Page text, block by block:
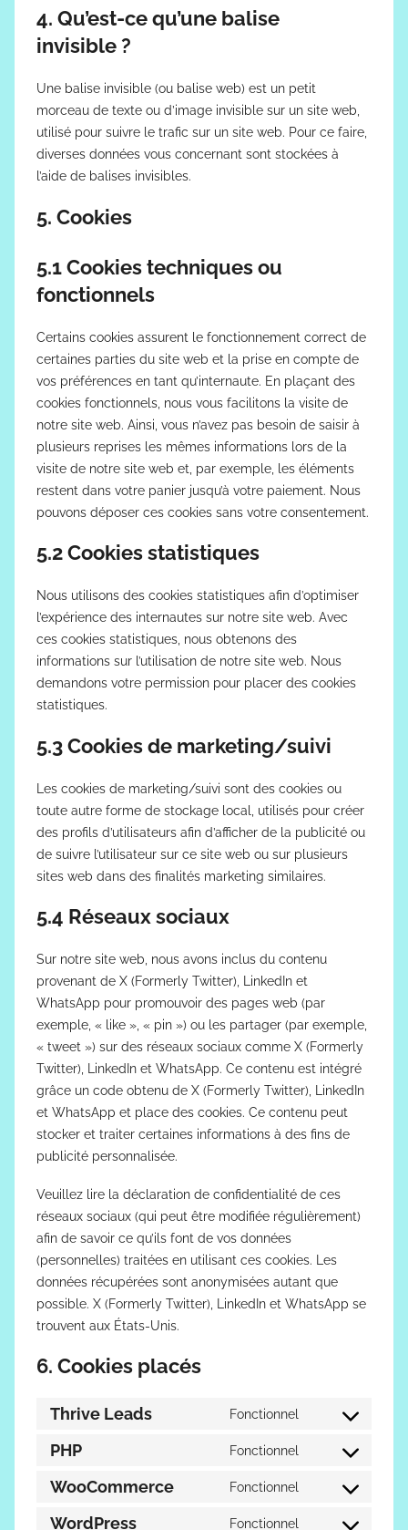
4. Qu’est-ce qu’une balise
invisible ?
Une balise invisible (ou balise web) est un petit
morceau de texte ou d’image invisible sur un site web,
utilisé pour suivre le trafic sur un site web. Pour ce faire,
diverses données vous concernant sont stockées à
l’aide de balises invisibles.
5. Cookies
5.1 Cookies techniques ou
fonctionnels
Certains cookies assurent le fonctionnement correct de
certaines parties du site web et la prise en compte de
vos préférences en tant qu’internaute. En plaçant des
cookies fonctionnels, nous vous facilitons la visite de
notre site web. Ainsi, vous n’avez pas besoin de saisir à
plusieurs reprises les mêmes informations lors de la
visite de notre site web et, par exemple, les éléments
restent dans votre panier jusqu’à votre paiement. Nous
pouvons déposer ces cookies sans votre consentement.
5.2 Cookies statistiques
Nous utilisons des cookies statistiques afin d’optimiser
l’expérience des internautes sur notre site web. Avec
ces cookies statistiques, nous obtenons des
informations sur l’utilisation de notre site web. Nous
demandons votre permission pour placer des cookies
statistiques.
5.3 Cookies de marketing/suivi
Les cookies de marketing/suivi sont des cookies ou
toute autre forme de stockage local, utilisés pour créer
des profils d’utilisateurs afin d’afficher de la publicité ou
de suivre l’utilisateur sur ce site web ou sur plusieurs
sites web dans des finalités marketing similaires.
5.4 Réseaux sociaux
Sur notre site web, nous avons inclus du contenu
provenant de X (Formerly Twitter), LinkedIn et
WhatsApp pour promouvoir des pages web (par
exemple, « like », « pin ») ou les partager (par exemple,
« tweet ») sur des réseaux sociaux comme X (Formerly
Twitter), LinkedIn et WhatsApp. Ce contenu est intégré
grâce un code obtenu de X (Formerly Twitter), LinkedIn
et WhatsApp et place des cookies. Ce contenu peut
stocker et traiter certaines informations à des fins de
publicité personnalisée.
Veuillez lire la déclaration de confidentialité de ces
réseaux sociaux (qui peut être modifiée régulièrement)
afin de savoir ce qu’ils font de vos données
(personnelles) traitées en utilisant ces cookies. Les
données récupérées sont anonymisées autant que
possible. X (Formerly Twitter), LinkedIn et WhatsApp se
trouvent aux États-Unis.
6. Cookies placés
Thrive Leads Fonctionnel
Consent
thrive-
PHP Fonctionnel
Consent
WooCommerce Fonctionnel
Consent
WordPress Fonctionnel